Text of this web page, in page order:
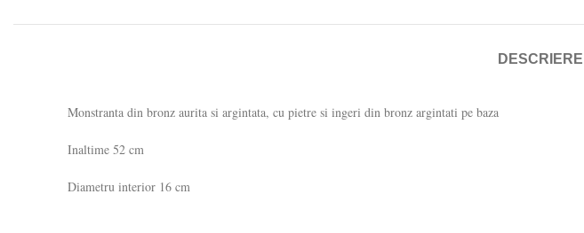
DESCRIERE
Monstranta din bronz aurita si argintata, cu pietre si ingeri din bronz argintati pe baza
Inaltime 52 cm
Diametru interior 16 cm